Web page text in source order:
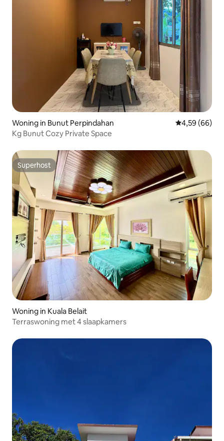
Woning in Bunut Perpindahan Gemiddelde
4,59 (66)
Kg Bunut Cozy Private Space
Superhost
Superhost
Woning in Kuala Belait
Terraswoning met 4 slaapkamers